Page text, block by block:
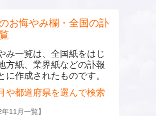
お悔やみ欄・全国の訃
み一覧は、全国紙をはじ
方紙、業界紙などの訃報
に作成されたものです。
や都道府県を選んで検索
年11月一覧】